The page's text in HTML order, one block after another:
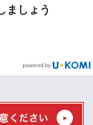
ましょう